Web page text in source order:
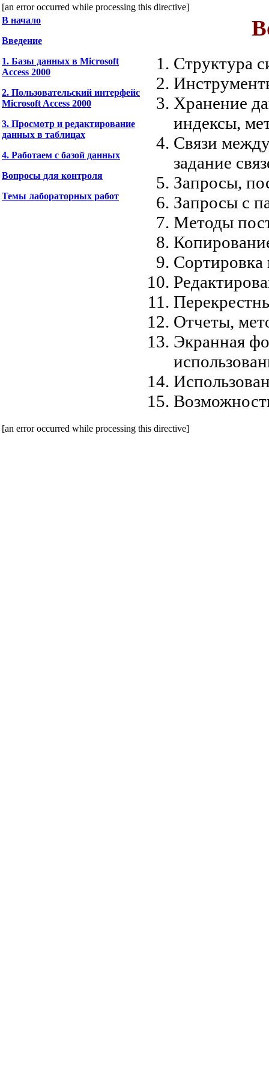
[an error occurred while processing this directive]
В начало
Введение
1. Базы данных в Microsoft
Access 2000
2. Пользовательский интерфейс
Microsoft Access 2000
3. Просмотр и редактирование
данных в таблицах
4. Работаем с базой данных
Вопросы для контроля
Темы лабораторных работ
Структура
Хранение
индексы,
Связи
задание
Запросы,
Запросы с
Методы
Сортировка
Отчеты,
Экранная
[an error occurred while processing this directive]